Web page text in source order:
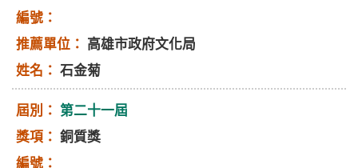
高雄市政府文化局
石金菊
第二十一屆
銅質獎